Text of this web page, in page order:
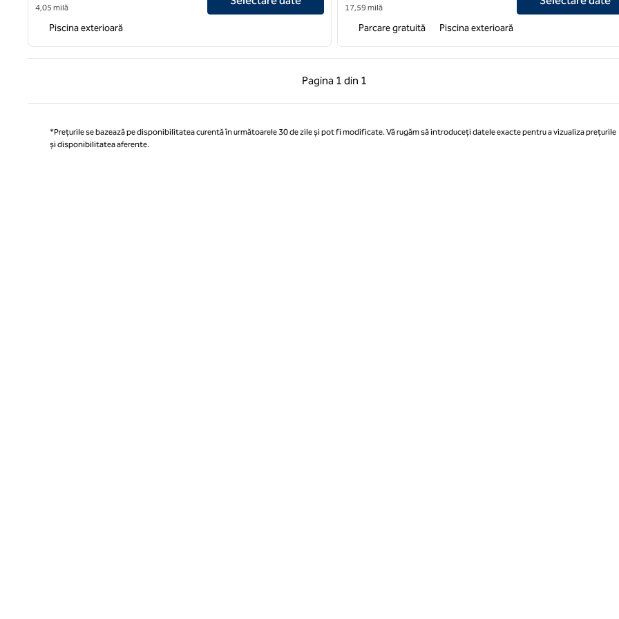
4,05 milă
Piscina exterioară
17,59 milă
Parcare gratuită Piscina exterioară
Pagina 1 din 1
Pagina anterioară, 1 din 1
Pagina 1 din 1
*Prețurile se bazează pe disponibilitatea curentă în următoarele 30 de zile și pot fi modificate. Vă rugăm să introduceți datele exacte pentru a vizualiza prețurile
și disponibilitatea aferente.